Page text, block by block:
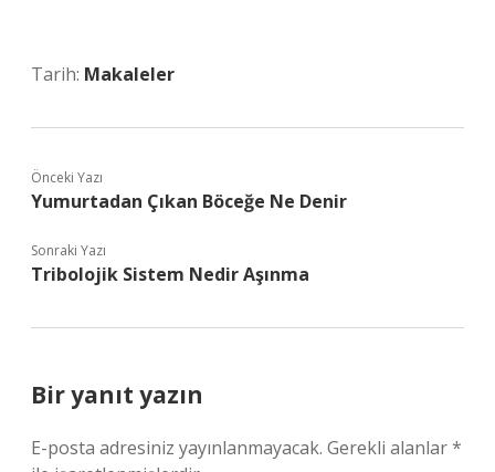
Tarih: Makaleler
Önceki Yazı
Yumurtadan Çıkan Böceğe Ne Denir
Sonraki Yazı
Tribolojik Sistem Nedir Aşınma
Bir yanıt yazın
E-posta adresiniz yayınlanmayacak. Gerekli alanlar*